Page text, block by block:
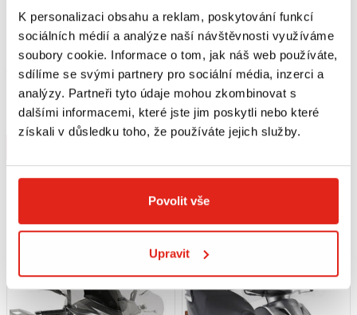
K personalizaci obsahu a reklam, poskytování funkcí
sociálních médií a analýze naší návštěvnosti využíváme
soubory cookie. Informace o tom, jak náš web používáte,
sdílíme se svými partnery pro sociální média, inzerci a
analýzy. Partneři tyto údaje mohou zkombinovat s
dalšími informacemi, které jste jim poskytli nebo které
získali v důsledku toho, že používáte jejich služby.
Povolit vše
Upravit
699 Kč s DPH
GIVI KIT NA MONTÁŽ PLEXI
440A/441A A6106A
Na objednávku
1 209 Kč s DPH
GIVI SADA NA MONTÁŽ PLEXI
440A/441A KYMCO AGILITY 50-125-
150-200 R16+ (14 > 21) / S 125 (22)
A6119A
Na objednávku